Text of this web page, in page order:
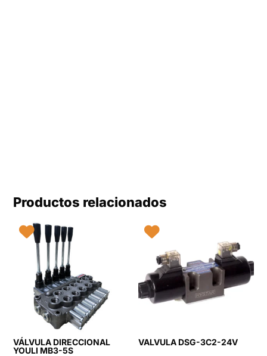
Productos relacionados
VÁLVULA DIRECCIONAL
YOULI MB3-5S
VALVULA DSG-3C2-24V